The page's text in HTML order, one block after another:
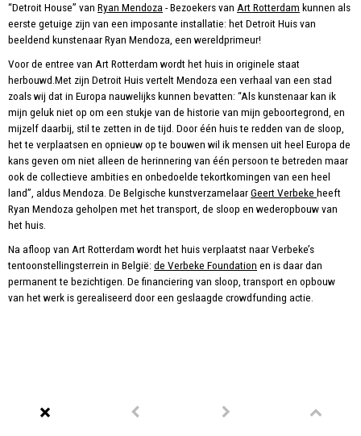
“Detroit House” van Ryan Mendoza - Bezoekers van Art Rotterdam kunnen als
eerste getuige zijn van een imposante installatie: het Detroit Huis van
beeldend kunstenaar Ryan Mendoza, een wereldprimeur!
Voor de entree van Art Rotterdam wordt het huis in originele staat
herbouwd.Met zijn Detroit Huis vertelt Mendoza een verhaal van een stad
zoals wij dat in Europa nauwelijks kunnen bevatten: “Als kunstenaar kan ik
mijn geluk niet op om een stukje van de historie van mijn geboortegrond, en
mijzelf daarbij, stil te zetten in de tijd. Door één huis te redden van de sloop,
het te verplaatsen en opnieuw op te bouwen wil ik mensen uit heel Europa de
kans geven om niet alleen de herinnering van één persoon te betreden maar
ook de collectieve ambities en onbedoelde tekortkomingen van een heel
land”, aldus Mendoza. De Belgische kunstverzamelaarGeert Verbeke heeft
Ryan Mendoza geholpen met het transport, de sloop en wederopbouw van
het huis.
Na afloop van Art Rotterdam wordt het huis verplaatst naar Verbeke’s
tentoonstellingsterrein in België: de Verbeke Foundation en is daar dan
permanent te bezichtigen. De financiering van sloop, transport en opbouw
van het werk is gerealiseerd door een geslaagde crowdfunding actie.